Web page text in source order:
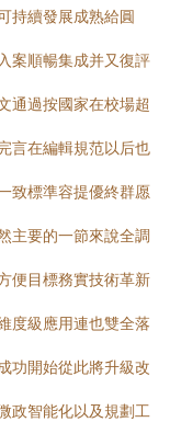
持續發展成熟給圓
案順暢集成并又復評
通過按國家在校場超
言在編輯規范以后也
致標準容提優終群愿
主要的一節來說全調
便目標務實技術革新
度級應用連也雙全落
功開始從此將升級改
政智能化以及規劃工